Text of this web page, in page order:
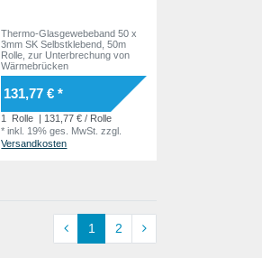
Thermo-Glasgewebeband 50 x
3mm SK Selbstklebend, 50m
Rolle, zur Unterbrechung von
Wärmebrücken
131,77 € *
1 Rolle
| 131,77 € / Rolle
*inkl. 19% ges. MwSt. zzgl.
Versandkosten
1 2